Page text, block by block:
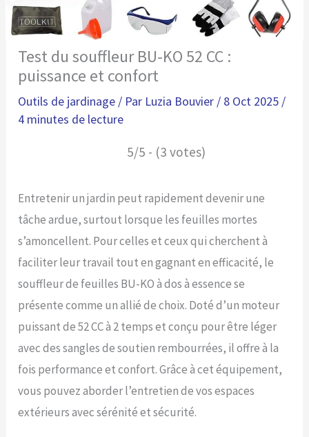
Test du souffleur BU-KO 52 CC :
puissance et confort
Outils de jardinage / Par Luzia Bouvier / 8 Oct 2025 /
4 minutes de lecture
5/5 - (3 votes)
Entretenir un jardin peut rapidement devenir une
tâche ardue, surtout lorsque les feuilles mortes
s’amoncellent. Pour celles et ceux qui cherchent à
faciliter leur travail tout en gagnant en efficacité, le
souffleur de feuilles BU-KO à dos à essence se
présente comme un allié de choix. Doté d’un moteur
puissant de 52 CC à 2 temps et conçu pour être léger
avec des sangles de soutien rembourrées, il offre à la
fois performance et confort. Grâce à cet équipement,
vous pouvez aborder l’entretien de vos espaces
extérieurs avec sérénité et sécurité.